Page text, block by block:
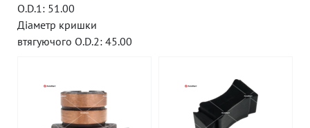
O.D.1: 51.00
Діаметр кришки
втягуючого O.D.2: 45.00